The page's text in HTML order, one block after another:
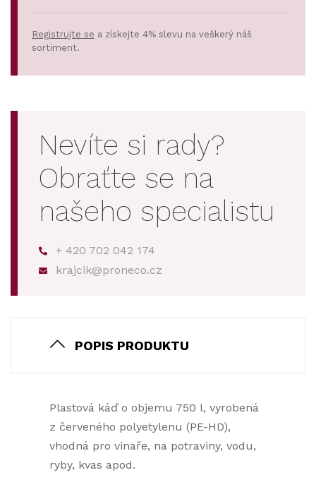
Registrujte se a získejte 4% slevu na veškerý náš
sortiment.
Nevíte si rady?
Obraťte se na
našeho specialistu
+ 420 702 042 174
krajcik@proneco.cz
POPIS PRODUKTU
Plastová káď o objemu 750 l, vyrobená
z červeného polyetylenu (PE-HD),
vhodná pro vinaře, na potraviny, vodu,
ryby, kvas apod.